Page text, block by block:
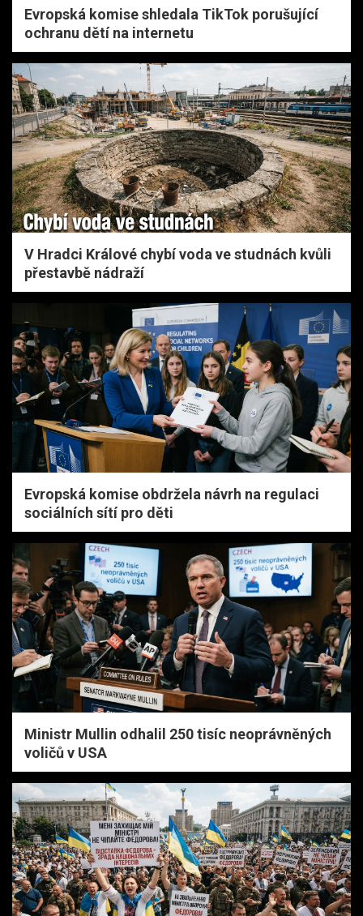
Evropská komise shledala TikTok porušující
ochranu dětí na internetu
V Hradci Králové chybí voda ve studnách kvůli
přestavbě nádraží
Evropská komise obdržela návrh na regulaci
sociálních sítí pro děti
Ministr Mullin odhalil 250 tisíc neoprávněných
voličů v USA